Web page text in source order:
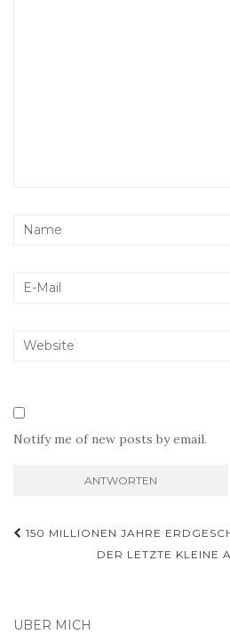
Notify me of new posts by email.
150 MILLIONEN JAHRE
DER LETZTE KLEINE
ÜBER MICH